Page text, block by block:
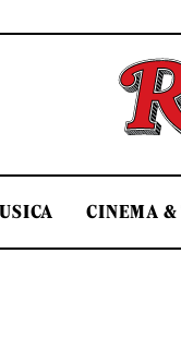
CINEMA &